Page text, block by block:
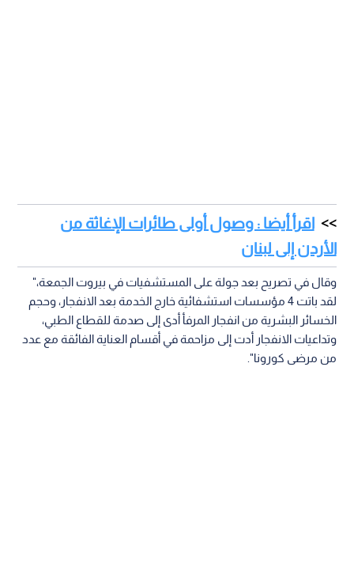
اقرأ أيضا : وصول أولى طائرات الإغاثة من
الأردن إلى لبنان
وقال في تصريح بعد جولة على المستشفيات في بيروت الجمعة،"
لقد باتت 4 مؤسسات استشفائية خارج الخدمة بعد الانفجار، وحجم
الخسائر البشرية من انفجار المرفأ أدى إلى صدمة للقطاع الطبي،
وتداعيات الانفجار أدت إلى مزاحمة في أقسام العناية الفائقة مع عدد
من مرضى كورونا".